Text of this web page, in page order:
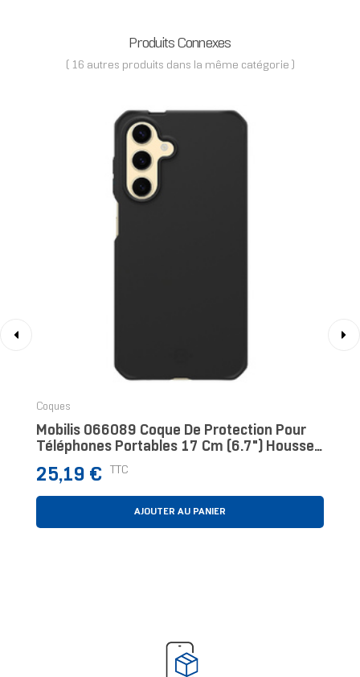
Produits Connexes
( 16 autres produits dans la même catégorie )
Coques
Mobilis 066089 Coque De Protection Pour
Téléphones Portables 17 Cm (6.7") Housse
Prix
25,19 € TTC
AJOUTER AU PANIER